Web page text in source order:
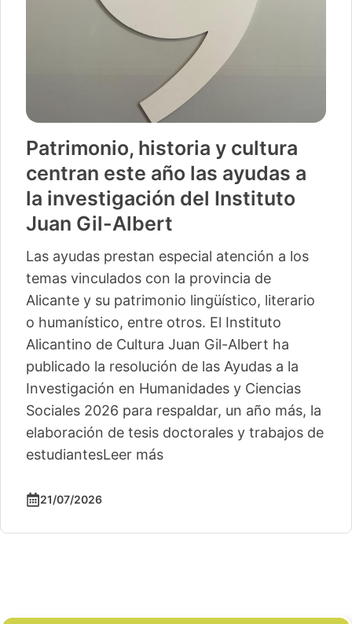
Patrimonio, historia y cultura
centran este año las ayudas a
la investigación del Instituto
Juan Gil-Albert
Las ayudas prestan especial atención a los
temas vinculados con la provincia de
Alicante y su patrimonio lingüístico, literario
o humanístico, entre otros. El Instituto
Alicantino de Cultura Juan Gil-Albert ha
publicado la resolución de las Ayudas a la
Investigación en Humanidades y Ciencias
Sociales 2026 para respaldar, un año más, la
elaboración de tesis doctorales y trabajos de
estudiantesLeer más
21/07/2026